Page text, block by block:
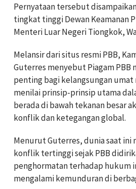
Pernyataan tersebut
tingkat tinggi Dewan Keamanan
Menteri Luar Negeri Tiongkok,
Melansir dari situs resmi PBB,
Guterres menyebut Piagam PBB
penting bagi kelangsungan umat
menilai prinsip-prinsip utama
berada di bawah tekanan besar
konflik dan ketegangan global.
Menurut Guterres, dunia saat ini
konflik tertinggi sejak PBB
penghormatan terhadap hukum
mengalami kemunduran di